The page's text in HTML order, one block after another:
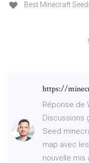
Best Minecraft
https://
Réponse de
Discussions
Seed
map avec
nouvelle mis